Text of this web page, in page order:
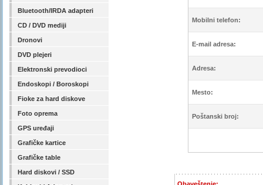
Bluetooth/IRDA adapteri
CD / DVD mediji
Dronovi
DVD plejeri
Elektronski prevodioci
Endoskopi / Boroskopi
Fioke za hard diskove
Foto oprema
GPS uređaji
Grafičke kartice
Grafičke table
Hard diskovi / SSD
Mobilni telefon:
E-mail adresa:
Adresa:
Mesto:
Poštanski broj: